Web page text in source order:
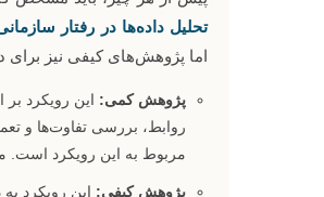
تحلیل داده‌ها در رفتار
اما پژوهش‌های کیفی نیز
پژوهش کمی: این رویکرد
روابط، بررسی تفاوت‌ها و
مربوط به این رویکرد است.
پژوهش کیفی: این رویکرد